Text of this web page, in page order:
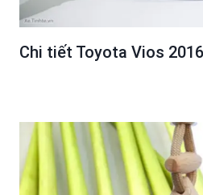
Chi tiết Toyota Vios